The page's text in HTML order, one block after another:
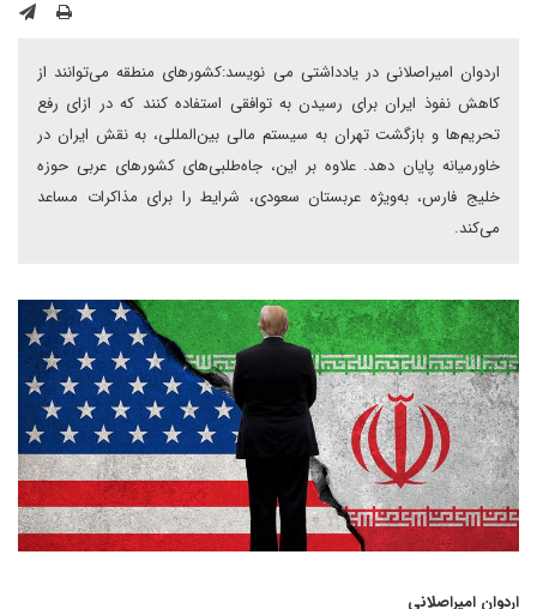
اردوان امیراصلانی در یادداشتی می نویسد:کشورهای منطقه می‌توانند از
کاهش نفوذ ایران برای رسیدن به توافقی استفاده کنند که در ازای رفع
تحریم‌ها و بازگشت تهران به سیستم مالی بین‌المللی، به نقش ایران در
خاورمیانه پایان دهد. علاوه بر این، جاه‌طلبی‌های کشورهای عربی حوزه
خلیج ‌فارس، به‌ویژه عربستان سعودی، شرایط را برای مذاکرات مساعد
می‌کند.
اردوان امیراصلانی